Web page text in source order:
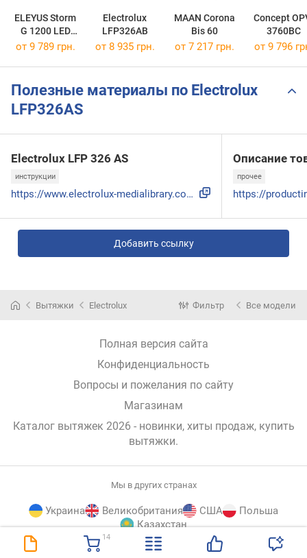
14
ELEYUS Storm
G 1200 LED
SMD 60 BL
Electrolux
LFP326AB
MAAN Corona
Bis 60
Concept
3760BC
от 9 789 грн. от 8 935 грн. от 7 217 грн. от 9 796
Полезные материалы по Electrolux
LFP326AS
Electrolux LFP 326 AS
инструкции
https://www.electrolux-medialibrary.com/asset/fcb526d9-c31e...
Описание
прочее
Добавить ссылку
Вытяжки Electrolux Фильтр Все модели
Полная версия сайта
Конфиденциальность
Вопросы и пожелания по сайту
Магазинам
Каталог вытяжек 2026 - новинки, хиты продаж, купить
вытяжки.
Мы в других странах
Украина Великобритания США
Польша
Казахстан